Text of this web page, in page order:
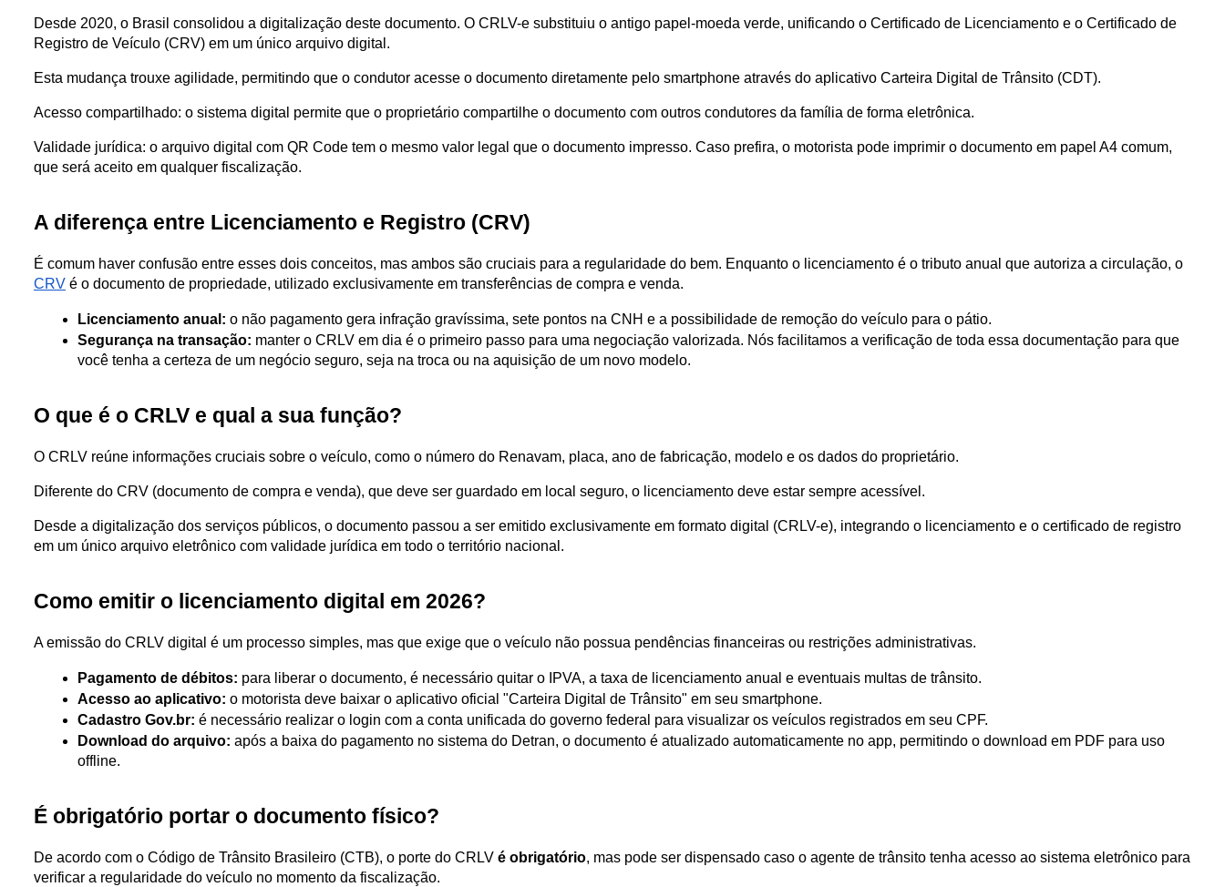
Desde 2020, o Brasil consolidou a digitalização deste documento. O CRLV-e substituiu o antigo papel-moeda verde, unificando o Certificado de Licenciamento e o Certificado de
Registro de Veículo (CRV) em um único arquivo digital.
Esta mudança trouxe agilidade, permitindo que o condutor acesse o documento diretamente pelo smartphone através do aplicativo Carteira Digital de Trânsito (CDT).
Acesso compartilhado: o sistema digital permite que o proprietário compartilhe o documento com outros condutores da família de forma eletrônica.
Validade jurídica: o arquivo digital com QR Code tem o mesmo valor legal que o documento impresso. Caso prefira, o motorista pode imprimir o documento em papel A4 comum,
que será aceito em qualquer fiscalização.
A diferença entre Licenciamento e Registro (CRV)
CRV é o documento de propriedade, utilizado exclusivamente em transferências de compra e venda.
Licenciamento anual: o não pagamento gera infração gravíssima, sete pontos na CNH e a possibilidade de remoção do veículo para o pátio.
Segurança na transação: manter o CRLV em dia é o primeiro passo para uma negociação valorizada. Nós facilitamos a verificação de toda essa documentação para que
você tenha a certeza de um negócio seguro, seja na troca ou na aquisição de um novo modelo.
O que é o CRLV e qual a sua função?
O CRLV reúne informações cruciais sobre o veículo, como o número do Renavam, placa, ano de fabricação, modelo e os dados do proprietário.
Diferente do CRV (documento de compra e venda), que deve ser guardado em local seguro, o licenciamento deve estar sempre acessível.
Desde a digitalização dos serviços públicos, o documento passou a ser emitido exclusivamente em formato digital (CRLV-e), integrando o licenciamento e o certificado de registro
em um único arquivo eletrônico com validade jurídica em todo o território nacional.
Como emitir o licenciamento digital em 2026?
A emissão do CRLV digital é um processo simples, mas que exige que o veículo não possua pendências financeiras ou restrições administrativas.
Pagamento de débitos: para liberar o documento, é necessário quitar o IPVA, a taxa de licenciamento anual e eventuais multas de trânsito.
Acesso ao aplicativo: o motorista deve baixar o aplicativo oficial "Carteira Digital de Trânsito" em seu smartphone.
Cadastro Gov.br: é necessário realizar o login com a conta unificada do governo federal para visualizar os veículos registrados em seu CPF.
Download do arquivo: após a baixa do pagamento no sistema do Detran, o documento é atualizado automaticamente no app, permitindo o download em PDF para uso
offline.
É obrigatório portar o documento físico?
De acordo com o Código de Trânsito Brasileiro (CTB), o porte do CRLV é obrigatório, mas pode ser dispensado caso o agente de trânsito tenha acesso ao sistema eletrônico para
verificar a regularidade do veículo no momento da fiscalização.